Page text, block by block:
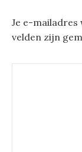
Je e-
velden zijn